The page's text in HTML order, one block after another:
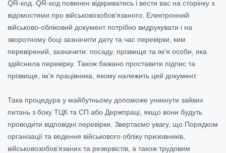
QR-код. QR-код повинен відкриватись і вести вас на сторінку з
відомостями про військовозобов'язаного. Електронний
військово-обліковий документ потрібно видрукувати і на
зворотному боці зазначити дату та час перевірки, ким
перевірений, зазначити: посаду, прізвище та ім'я особи, яка
здійснила перевірку. Також бажано проставити підпис та
прізвище, ім'я працівника, якому належить цей документ.
Така процедура у майбутньому допоможе уникнути зайвих
питань з боку ТЦК та СП або Держпраці, якщо вони будуть
проводити відповідні перевірки. Звертаємо увагу, що Порядком
організації та ведення військового обліку призовників,
військовозобов’язаних та резервістів, а також трудовим